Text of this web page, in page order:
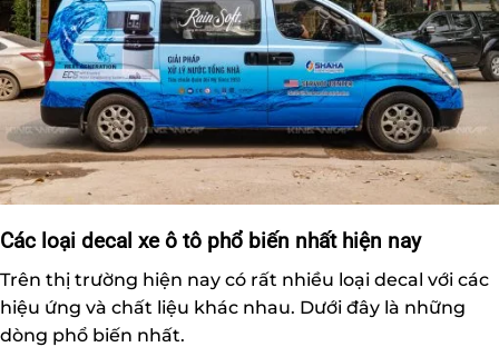
Các loại decal xe ô tô phổ biến nhất hiện nay
Trên thị trường hiện nay có rất nhiều loại decal với các
hiệu ứng và chất liệu khác nhau. Dưới đây là những
dòng phổ biến nhất.